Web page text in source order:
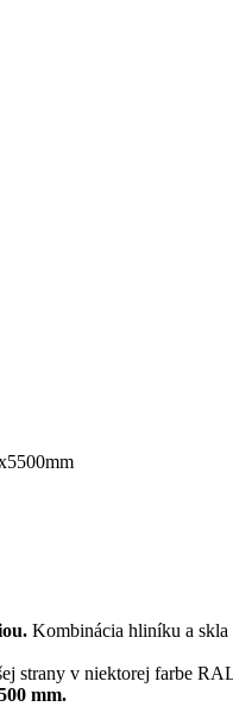
Kombinácia hliníku a
strany v niektorej farbe
mm.